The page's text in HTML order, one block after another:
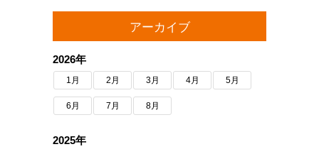
アーカイブ
2026年
1月 2月 3月 4月 5月
6月 7月 8月
2025年